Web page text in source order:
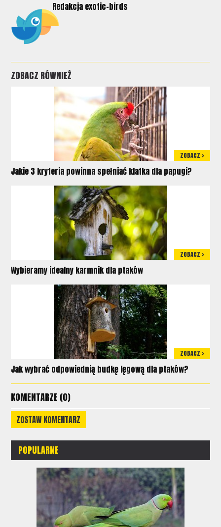
Redakcja exotic-birds
ZOBACZ RÓWNIEŻ
ZOBACZ >
Jakie 3 kryteria powinna spełniać klatka dla papugi?
ZOBACZ >
Wybieramy idealny karmnik dla ptaków
ZOBACZ >
Jak wybrać odpowiednią budkę lęgową dla ptaków?
KOMENTARZE (0)
ZOSTAW KOMENTARZ
POPULARNE